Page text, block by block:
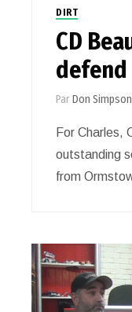
DIRT
CD
ParDon Simpson
For Charles,
outstanding
from